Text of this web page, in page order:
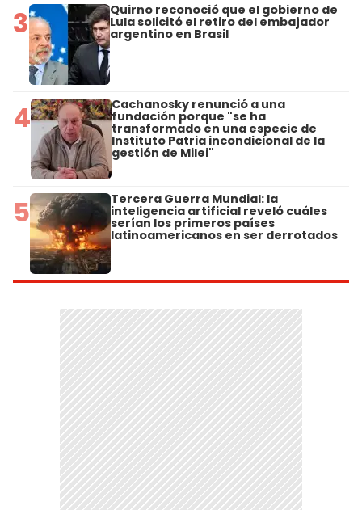
3 Quirno reconoció que el gobierno de
Lula solicitó el retiro del embajador
argentino en Brasil
4 Cachanosky renunció a una
fundación porque "se ha
transformado en una especie de
Instituto Patria incondicional de la
gestión de Milei"
5 Tercera Guerra Mundial: la
inteligencia artificial reveló cuáles
serían los primeros países
latinoamericanos en ser derrotados